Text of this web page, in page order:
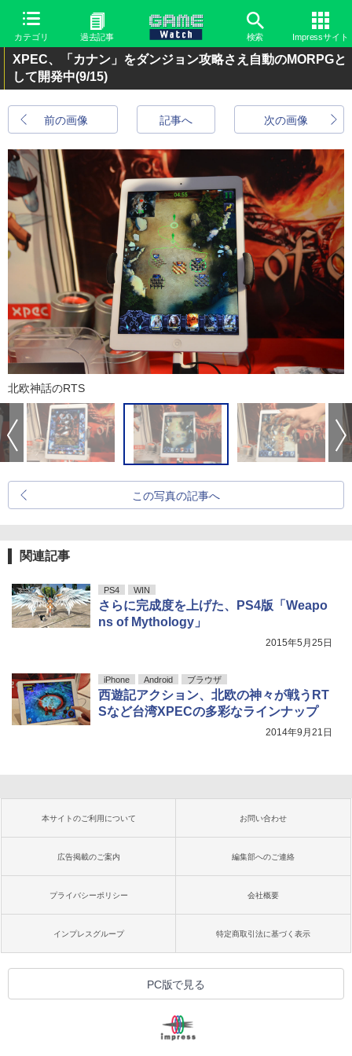
カテゴリ 過去記事 検索 Impressサイト
XPEC、「カナン」をダンジョン攻略さえ自動のMORPGと
して開発中(9/15)
前の画像 次の画像
記事へ
北欧神話のRTS
この写真の記事へ
関連記事
PS4 WIN
さらに完成度を上げた、PS4版「Weapo
ns of Mythology」
2015年5月25日
iPhone Android ブラウザ
西遊記アクション、北欧の神々が戦うRT
Sなど台湾XPECの多彩なラインナップ
2014年9月21日
本サイトのご利用について お問い合わせ
広告掲載のご案内 編集部へのご連絡
プライバシーポリシー 会社概要
インプレスグループ 特定商取引法に基づく表示
PC版で見る